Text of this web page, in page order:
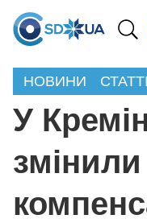
НОВИНИ СТАТТІ
У